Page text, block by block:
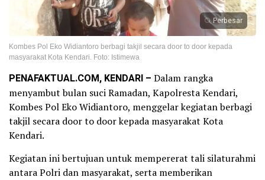
Perbesar
Kombes Pol Eko Widiantoro berbagi takjil secara door to door kepada
masyarakat Kota Kendari. Foto: Istimewa
PENAFAKTUAL.COM, KENDARI – Dalam rangka
menyambut bulan suci Ramadan, Kapolresta Kendari,
Kombes Pol Eko Widiantoro, menggelar kegiatan berbagi
takjil secara door to door kepada masyarakat Kota
Kendari.
Kegiatan ini bertujuan untuk mempererat tali silaturahmi
antara Polri dan masyarakat, serta memberikan